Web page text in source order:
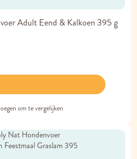
Adult Eend & Kalkoen 395 g
om te vergelijken